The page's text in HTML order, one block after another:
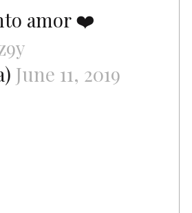
amor ❤️
June 11, 2019